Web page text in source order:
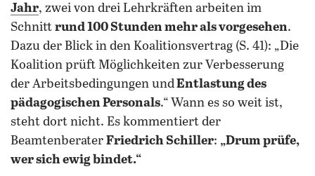
Jahr, zwei von drei Lehrkräften arbeiten im
Schnitt rund 100 Stunden mehr als vorgesehen.
Dazu der Blick in den Koalitionsvertrag (S. 41): „Die
Koalition prüft Möglichkeiten zur Verbesserung
der Arbeitsbedingungen undEntlastung des
pädagogischen Personals.“ Wann es so weit ist,
steht dort nicht. Es kommentiert der
Beamtenberater Friedrich Schiller: „Drum prüfe,
wer sich ewig bindet.“